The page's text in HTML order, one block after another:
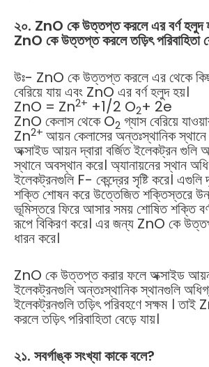
২০. ZnO কেউত্তপ্তকরলেএরবর্ণহলুদ
ZnO কেউত্তপ্তকরলেতড়িৎপরিবাহিতা
উঃ- ZnO কে উত্তপ্ত করলে এর থেকে
বেরিয়ে যায় এবং ZnO এর বর্ণ হলুদ হয়।
ZnO = Zn2+ +1/2 O2+ 2e
ZnO কেলাস থেকে O2 গ্যাস বেরিয়ে
Zn2+ আয়ন কেলাসের অন্তঃস্থানিক
অক্সাইড আয়ন দ্বারা বর্জিত ইলেকট্রন গুলি
স্থানে অবস্থান করে। অ্যানায়নের স্থান
ইলেকট্রনগুলি F- কেন্দ্রের সৃষ্টি করে।
শক্তি শোষন করে উত্তেজিত শক্তিস্তরে
ভূমিস্তরে ফিরে আসার সময় শোষিত শক্তি
রূপে বিকিরণ করে। এর জন্য ZnO কে
ধারন করে।
ZnO কে উত্তপ্ত করার ফলে অক্সাইড আয়ন
ইলেকট্রনগুলি অন্তঃস্থানিক স্থানগুলি
ইলেকট্রনগুলি তড়িৎ পরিবহণে সক্ষম ।
করলে তড়িৎ পরিবাহিতা বেড়ে যায়।
২১. সবর্গাঙ্কসংখ্যাকাকেবলে?